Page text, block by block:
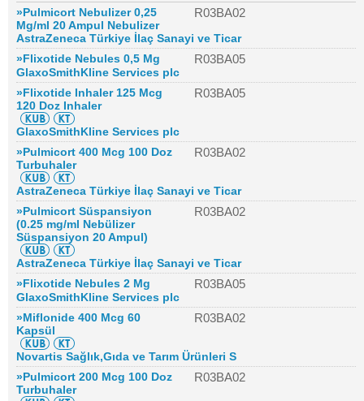
»Pulmicort Nebulizer 0,25
Mg/ml 20 Ampul Nebulizer
R03BA02
AstraZeneca Türkiye İlaç Sanayi ve Ticar
»Flixotide Nebules 0,5 Mg
R03BA05
GlaxoSmithKline Services plc
»Flixotide Inhaler 125 Mcg
120 Doz Inhaler
R03BA05
GlaxoSmithKline Services plc
»Pulmicort 400 Mcg 100 Doz
Turbuhaler
R03BA02
AstraZeneca Türkiye İlaç Sanayi ve Ticar
»Pulmicort Süspansiyon
(0.25 mg/ml Nebülizer
Süspansiyon 20 Ampul)
R03BA02
AstraZeneca Türkiye İlaç Sanayi ve Ticar
»Flixotide Nebules 2 Mg
R03BA05
GlaxoSmithKline Services plc
»Miflonide 400 Mcg 60
Kapsül
R03BA02
Novartis Sağlık,Gıda ve Tarım Ürünleri S
»Pulmicort 200 Mcg 100 Doz
Turbuhaler
R03BA02